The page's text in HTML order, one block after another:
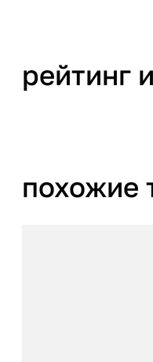
рейтинг
похожие